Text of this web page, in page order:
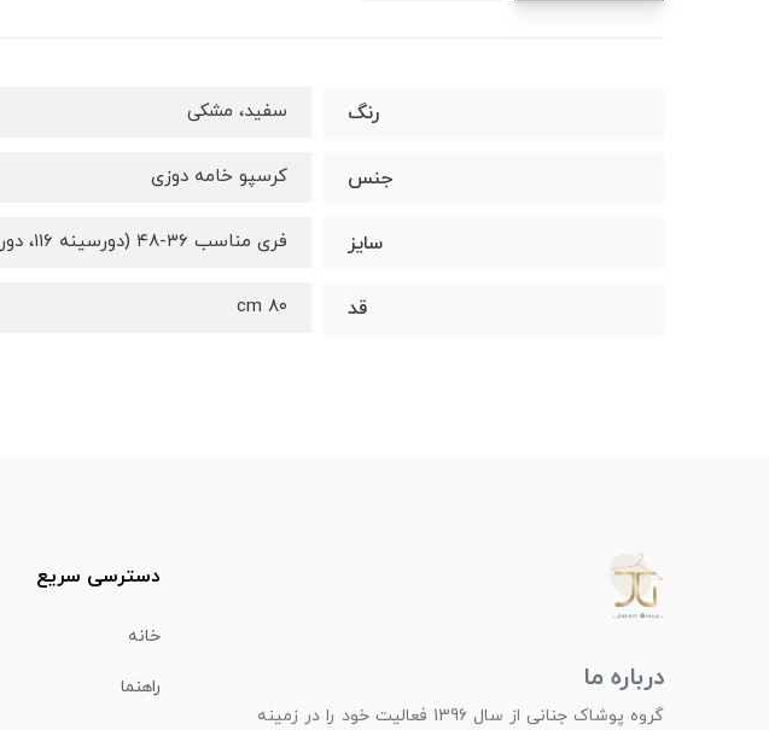
رنگ سفید، مشکی
جنس کرسپو خامه دوزی
سایز فری مناسب ۳۶-۴۸ (دورسینه ۱۱۶، دورباسن ۱۲۰)
قد ۸۰ cm
درباره ما
گروه پوشاک جنانی از سال 1396 فعالیت خود را در زمینه
دسترسی سریع
خانه
راهنما